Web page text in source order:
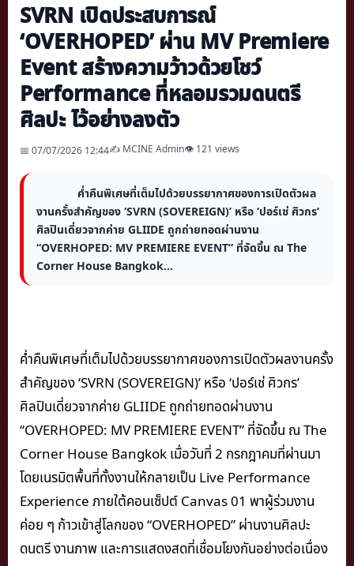
SVRN เปิดประสบการณ์
‘OVERHOPED’ ผ่าน MV Premiere
Event สร้างความว้าวด้วยโชว์
Performance ที่หลอมรวมดนตรี
ศิลปะ ไว้อย่างลงตัว
📅 07/07/2026 12:44✍️ MCINE Admin👁 121 views
ค่ำคืนพิเศษที่เต็มไปด้วยบรรยากาศของการเปิดตัวผล
งานครั้งสำคัญของ ‘SVRN (SOVEREIGN)’ หรือ ‘ปอร์เช่ ศิวกร’
ศิลปินเดี่ยวจากค่าย GLIIDE ถูกถ่ายทอดผ่านงาน
“OVERHOPED: MV PREMIERE EVENT” ที่จัดขึ้น ณ The
Corner House Bangkok...
ค่ำคืนพิเศษที่เต็มไปด้วยบรรยากาศของการเปิดตัวผลงานครั้ง
สำคัญของ ‘SVRN (SOVEREIGN)’ หรือ ‘ปอร์เช่ ศิวกร’
ศิลปินเดี่ยวจากค่าย GLIIDE ถูกถ่ายทอดผ่านงาน
“OVERHOPED: MV PREMIERE EVENT” ที่จัดขึ้น ณ The
Corner House Bangkok เมื่อวันที่ 2 กรกฎาคมที่ผ่านมา
โดยเนรมิตพื้นที่ทั้งงานให้กลายเป็น Live Performance
Experience ภายใต้คอนเซ็ปต์ Canvas 01 พาผู้ร่วมงาน
ค่อย ๆ ก้าวเข้าสู่โลกของ “OVERHOPED” ผ่านงานศิลปะ
ดนตรี งานภาพ และการแสดงสดที่เชื่อมโยงกันอย่างต่อเนื่อง